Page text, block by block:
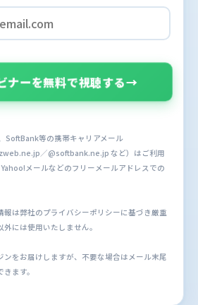
ナーを無料で視聴する→
等の携帯キャリアメール
／@softbank.ne.jp など）はご利用
メールなどのフリーメールアドレスでの
は弊社のプライバシーポリシーに基づき厳重
には使用いたしません。
をお届けしますが、不要な場合はメール末尾
ます。